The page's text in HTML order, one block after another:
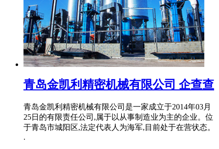
青岛金凯利精密机械有限公司 企查查
青岛金凯利精密机械有限公司是⼀家成⽴于2014年03月
25日的有限责任公司,属于以从事制造业为主的企业。位
于青岛市城阳区,法定代表人为海军,目前处于在营状态。
.